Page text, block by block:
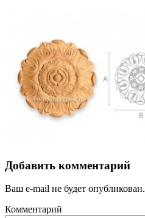
Добавить комментарий
Ваш e-mail не будет опубликован.
Комментарий